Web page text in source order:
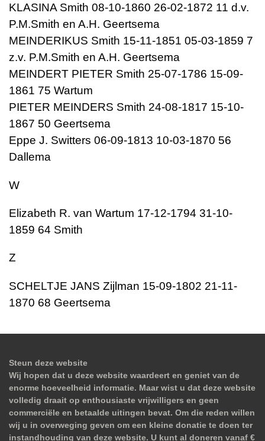
KLASINA Smith 08-10-1860 26-02-1872 11 d.v.
P.M.Smith en A.H. Geertsema
MEINDERIKUS Smith 15-11-1851 05-03-1859 7
z.v. P.M.Smith en A.H. Geertsema
MEINDERT PIETER Smith 25-07-1786 15-09-
1861 75 Wartum
PIETER MEINDERS Smith 24-08-1817 15-10-
1867 50 Geertsema
Eppe J. Switters 06-09-1813 10-03-1870 56
Dallema
W
Elizabeth R. van Wartum 17-12-1794 31-10-
1859 64 Smith
Z
SCHELTJE JANS Zijlman 15-09-1802 21-11-
1870 68 Geertsema
Steun deze website
Wij hopen dat u deze website waardeert en geniet van de
enorme hoeveelheid informatie. Maar wist u dat deze website
volledig draait op enthousiaste vrijwilligers en geen
commerciële en betaalde uitingen bevat. Om die reden willen
wij u in overweging geven om een kleine donatie te doen ter
instandhouding van deze website. U kunt al doneren vanaf €